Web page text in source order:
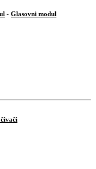
- Glasovni modul